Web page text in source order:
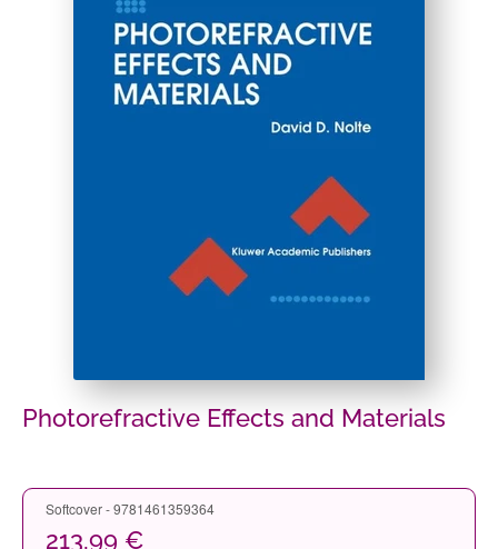
Photorefractive Effects and Materials
Softcover - 9781461359364
213,99 €